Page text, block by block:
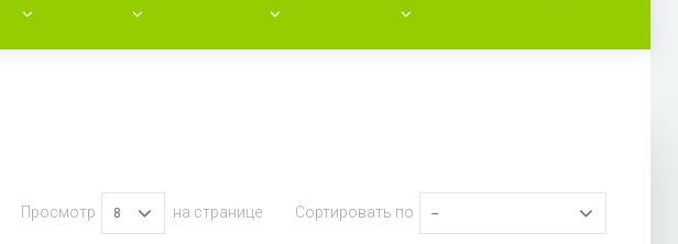
Сортировать по --
Просмотр 8 на странице